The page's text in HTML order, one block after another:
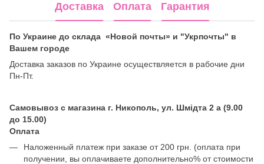
Доставка Оплата Гарантия
По Украине до склада «Новой почты» и "Укрпочты" в
Вашем городе
Доставка заказов по Украине осуществляется в рабочие дни
Пн-Пт.
Самовывоз с магазина г. Никополь, ул. Шмідта 2 а (9.00
до 15.00)
Оплата
Наложенный платеж при заказе от 200 грн. (оплата при
получении, вы оплачиваете дополнительно% от стоимости